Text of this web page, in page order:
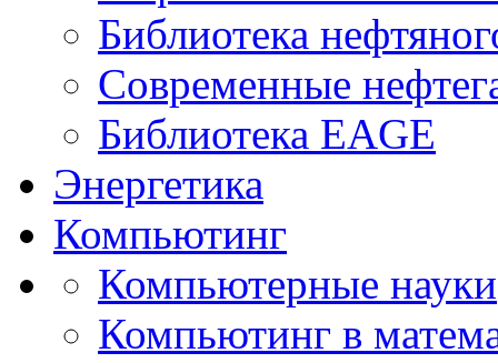
Библиотека
Современные
Библиотека EAGE
Энергетика
Компьютинг
Компьютерные науки
Компьютинг в